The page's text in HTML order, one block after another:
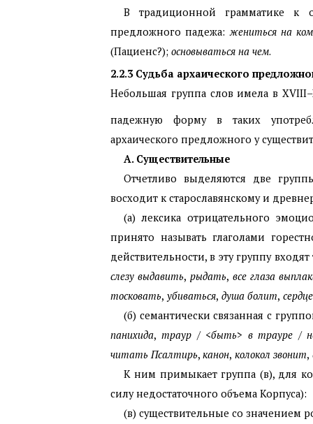
В традиционной грамматике к
предложного падежа: жениться на ком
(Пациенс?); основываться на чем.
2.2.3 Судьба архаического
Небольшая группа слов имела в XVIII–
падежную форму в таких
архаического предложного у
А. Существительные
Отчетливо выделяются две
восходит к старославянскому и
(а) лексика отрицательного
принято называть глаголами
действительности, в эту группу
слезу выдавить, рыдать, все глаза
тосковать, убиваться, душа болит,
(б) семантически связанная с
панихида, траур / <быть> в трауре /
читать Псалтирь, канон, колокол звонит,
К ним примыкает группа (в), для
силу недостаточного объема Корпуса):
(в) существительные со значением